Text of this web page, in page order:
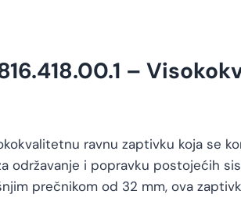
–
ravnu zaptivku koja se
održavanje i popravku postojećih
prečnikom od 32 mm, ova